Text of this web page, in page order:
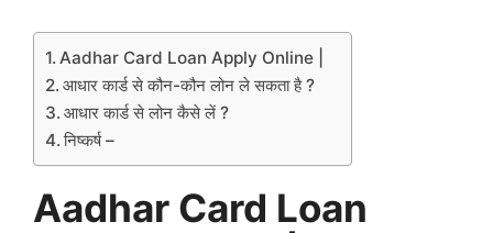
Aadhar Card Loan Apply Online |
आधार कार्ड से कौन-कौन लोन ले सकता है ?
आधार कार्ड से लोन कैसे लें ?
निष्कर्ष –
Aadhar Card Loan